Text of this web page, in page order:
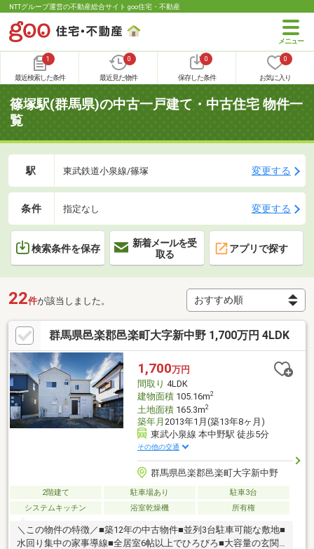
NTTグループ運営の不動産総合サイト goo住宅・不動産
1
最近検索した条件
0
最近見た物件
0
保存した条件
0
お気に入り
篠塚駅(群馬県)の中古一戸建て・中古住宅 物件一
覧
駅 東武鉄道小泉線/篠塚 変更する
条件 指定なし 変更する
検索条件を保存
新着メールを受
取る
アプリで探す
22件が該当しました。
群馬県邑楽郡邑楽町大字新中野 1,700万円 4LDK
1,700万円
間取り 4LDK
建物面積105.16m2
土地面積165.3m2
築年月 2013年1月(築13年8ヶ月)
東武小泉線 本中野駅 徒歩5分
その他の交通
群馬県邑楽郡邑楽町大字新中野
2階建て 駐車場あり
駐車3台
システムキッチン
浴室乾燥機 所有権
＼この物件の特徴／■築12年の中古物件■並列3台駐車可能な敷地■
水回り集中の家事導線■全居室6帖以上でひろびろ■大容量の玄関